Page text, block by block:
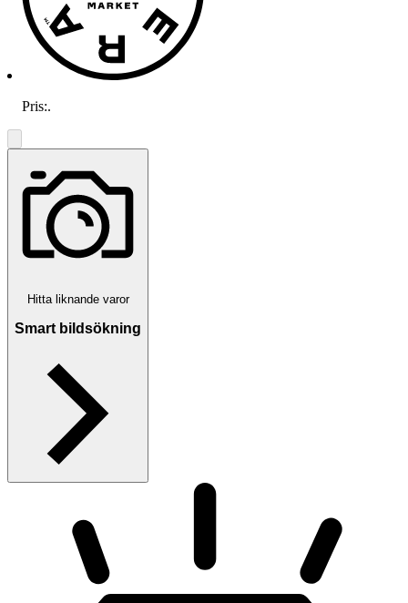
Pris:.
Hitta liknande varor
Smart bildsökning